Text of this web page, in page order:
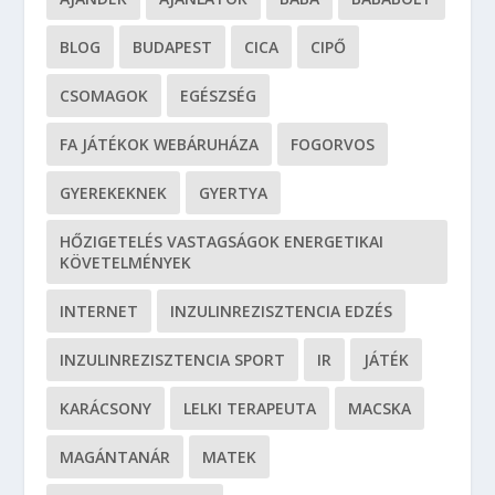
BLOG BUDAPEST CICA CIPŐ
CSOMAGOK EGÉSZSÉG
FA JÁTÉKOK WEBÁRUHÁZA FOGORVOS
GYEREKEKNEK GYERTYA
HŐZIGETELÉS VASTAGSÁGOK ENERGETIKAI
KÖVETELMÉNYEK
INTERNET INZULINREZISZTENCIA EDZÉS
INZULINREZISZTENCIA SPORT IR JÁTÉK
KARÁCSONY LELKI TERAPEUTA MACSKA
MAGÁNTANÁR MATEK